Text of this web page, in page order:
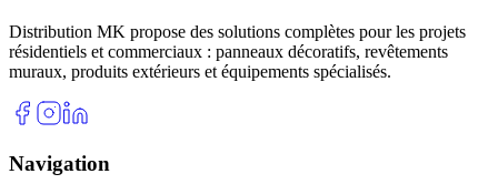
Distribution MK propose des solutions complètes pour les projets
résidentiels et commerciaux : panneaux décoratifs, revêtements
muraux, produits extérieurs et équipements spécialisés.
Navigation